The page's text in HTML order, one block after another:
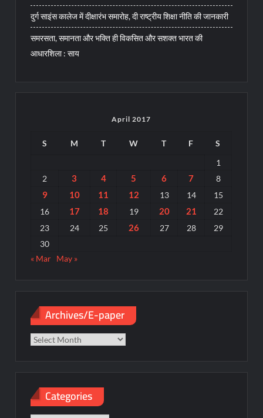
दुर्ग साइंस कालेज में दीक्षारंभ समारोह, दी राष्ट्रीय शिक्षा नीति की जानकारी
समरसता, समानता और भक्ति ही विकसित और सशक्त भारत की
आधारशिला : साय
April 2017
S M T W T F
S
1
2
3 4 5 6 7 8
9 10 11 12 13 14
15
16
17 18 19 20 21
22
23
24 25 26 27 28
29
30
« Mar May »
Archives/E-paper
Categories